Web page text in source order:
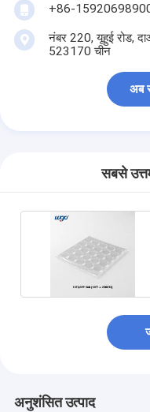
+86-
नंबर 220, यूहुई रोड,
523170 चीन
अब
सबसे
अनुशंसित उत्पाद